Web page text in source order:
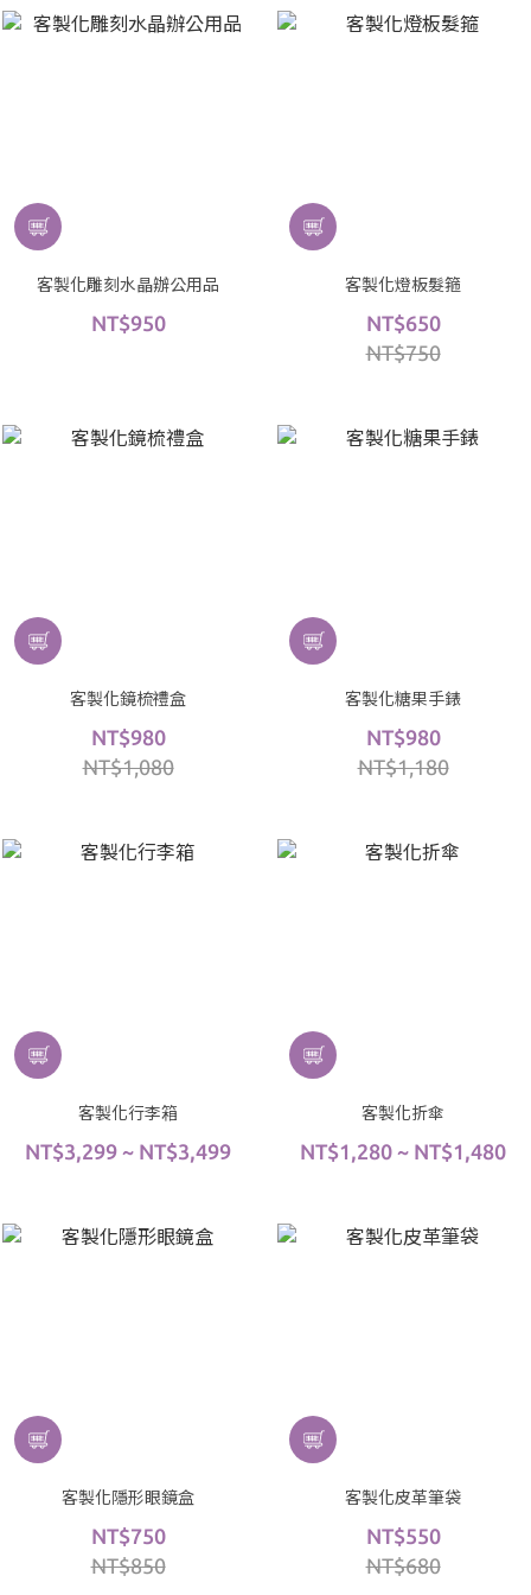
客製化雕刻水晶辦公用品
NT$950
客製化燈板髮箍
NT$650
NT$750
客製化鏡梳禮盒
NT$980
NT$1,080
客製化糖果手錶
NT$980
NT$1,180
客製化行李箱
NT$3,299 ~ NT$3,499
客製化折傘
NT$1,280 ~ NT$1,480
客製化隱形眼鏡盒
NT$750
NT$850
客製化皮革筆袋
NT$550
NT$680